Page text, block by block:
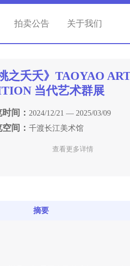
拍卖公告 关于我们
桃之夭夭》TAOYAO
当代艺术群展
间： 2024/12/21 — 2025/03/09
间： 千渡长江美术馆
查看更多详情
摘要